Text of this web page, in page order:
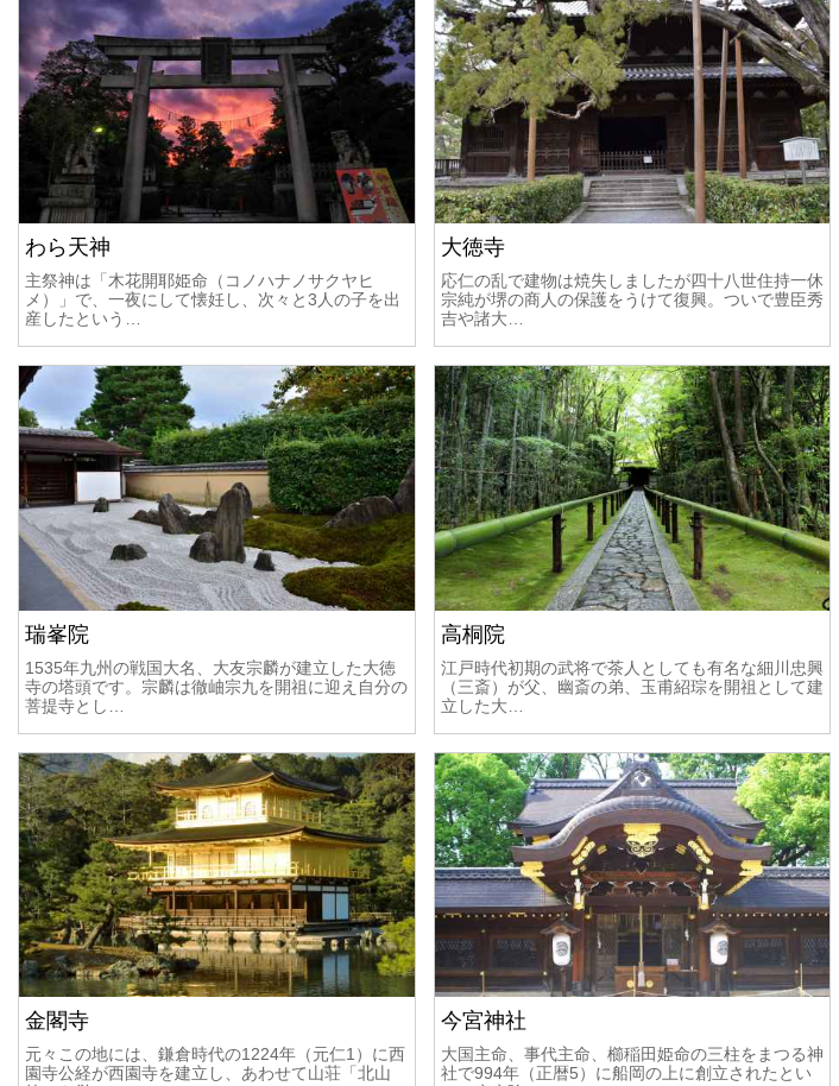
わら天神
主祭神は「木花開耶姫命（コノハナノサクヤヒ
メ）」で、一夜にして懐妊し、次々と3人の子を出
産したという…
大徳寺
応仁の乱で建物は焼失しましたが四十八世住持一休
宗純が堺の商人の保護をうけて復興。ついで豊臣秀
吉や諸大…
瑞峯院
1535年九州の戦国大名、大友宗麟が建立した大徳
寺の塔頭です。宗麟は徹岫宗九を開祖に迎え自分の
菩提寺とし…
高桐院
江戸時代初期の武将で茶人としても有名な細川忠興
（三斎）が父、幽斎の弟、玉甫紹琮を開祖として建
立した大…
金閣寺
元々この地には、鎌倉時代の1224年（元仁1）に西
園寺公経が西園寺を建立し、あわせて山荘「北山
今宮神社
大国主命、事代主命、櫛稲田姫命の三柱をまつる神
社で994年（正暦5）に船岡の上に創立されたとい